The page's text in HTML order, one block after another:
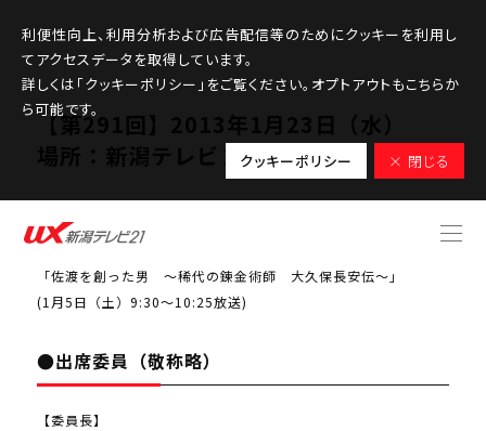
利便性向上、利用分析および広告配信等のためにクッキーを利用し
てアクセスデータを取得しています。
詳しくは「クッキーポリシー」をご覧ください。オプトアウトもこちらか
ら可能です。
クッキーポリシー × 閉じる
【第291回】2013年1月23日（水）
場所：新潟テレビ２１会議室
●検討課題番組
「佐渡を創った男 ～稀代の錬金術師 大久保長安伝～」
(1月5日（土）9:30～10:25放送)
●出席委員（敬称略）
【委員長】